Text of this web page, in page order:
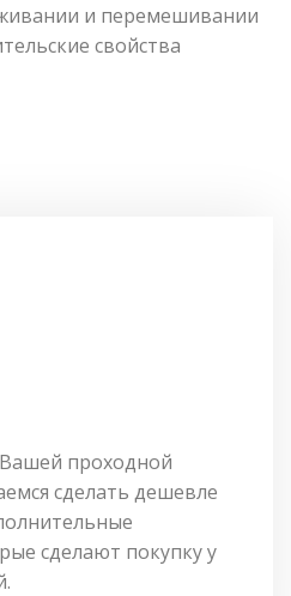
и перемешивании
свойства
проходной
сделать дешевле
сделают покупку у